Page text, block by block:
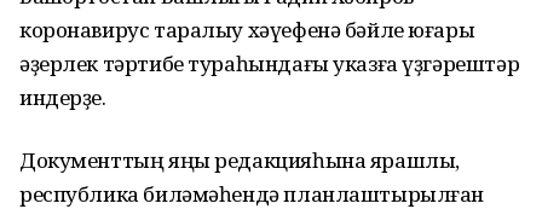
коронавирус таралыу хәүефенә бәйле юғары
әҙерлек тәртибе тураһындағы указға үҙгәрештәр
индерҙе.
Документтың яңы редакцияһына ярашлы,
республика биләмәһендә планлаштырылған